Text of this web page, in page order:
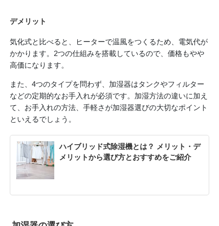
デメリット
気化式と比べると、ヒーターで温風をつくるため、電気代が
かかります。2つの仕組みを搭載しているので、価格もやや
高価になります。
また、4つのタイプを問わず、加湿器はタンクやフィルター
などの定期的なお手入れが必須です。加湿方法の違いに加え
て、お手入れの方法、手軽さが加湿器選びの大切なポイント
といえるでしょう。
ハイブリッド式除湿機とは？ メリット・デ
メリットから選び方とおすすめをご紹介